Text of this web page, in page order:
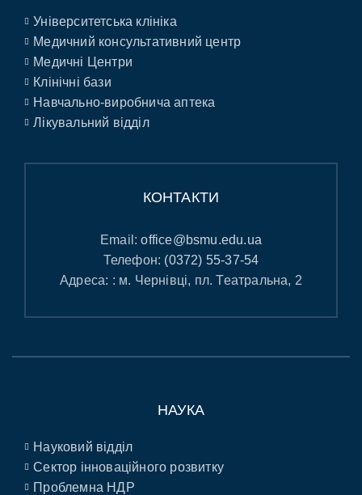
Університетська клініка
Медичний консультативний центр
Медичні Центри
Клінічні бази
Навчально-виробнича аптека
Лікувальний відділ
КОНТАКТИ
Email:office@bsmu.edu.ua
Телефон: (0372) 55-37-54
Адреса: : м. Чернівці, пл. Театральна, 2
НАУКА
Науковий відділ
Сектор інноваційного розвитку
Проблемна НДР